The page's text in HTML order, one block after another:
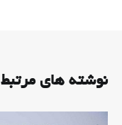
نوشته های مرتبط